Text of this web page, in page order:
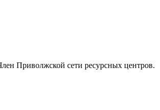
Приволжской сети ресурсных центров.